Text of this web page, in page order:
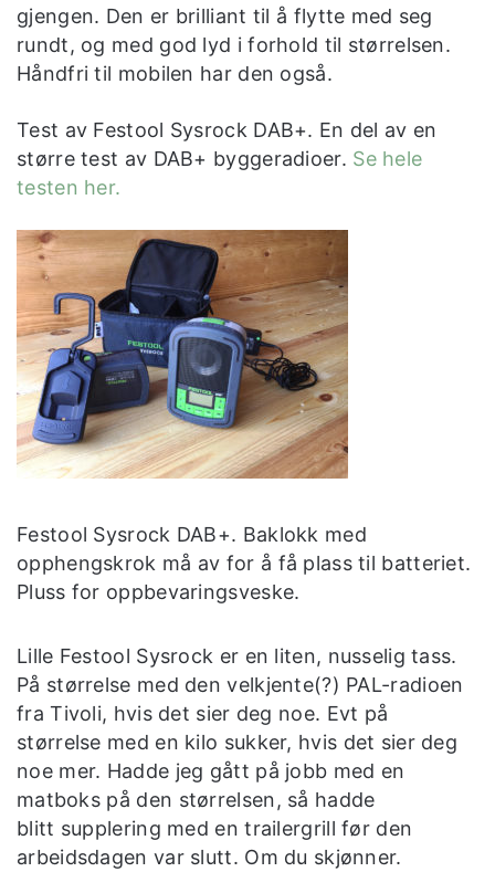
gjengen. Den er brilliant til å flytte med seg
rundt, og med god lyd i forhold til størrelsen.
Håndfri til mobilen har den også.
Test av Festool Sysrock DAB+. En del av en
større test av DAB+ byggeradioer. Se hele
testen her.
Festool Sysrock DAB+. Baklokk med
opphengskrok må av for å få plass til batteriet.
Pluss for oppbevaringsveske.
Lille Festool Sysrock er en liten, nusselig tass.
På størrelse med den velkjente(?) PAL-radioen
fra Tivoli, hvis det sier deg noe. Evt på
størrelse med en kilo sukker, hvis det sier deg
noe mer. Hadde jeg gått på jobb med en
matboks på den størrelsen, så hadde
blitt supplering med en trailergrill før den
arbeidsdagen var slutt. Om du skjønner.